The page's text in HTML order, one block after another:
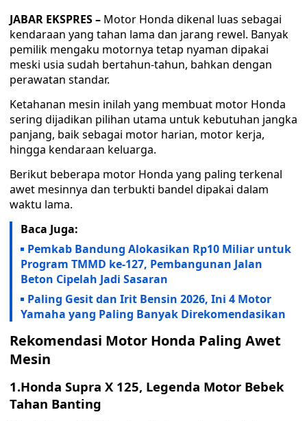
JABAR EKSPRES – Motor Honda dikenal luas sebagai
kendaraan yang tahan lama dan jarang rewel. Banyak
pemilik mengaku motornya tetap nyaman dipakai
meski usia sudah bertahun-tahun, bahkan dengan
perawatan standar.
Ketahanan mesin inilah yang membuat motor Honda
sering dijadikan pilihan utama untuk kebutuhan jangka
panjang, baik sebagai motor harian, motor kerja,
hingga kendaraan keluarga.
Berikut beberapa motor Honda yang paling terkenal
awet mesinnya dan terbukti bandel dipakai dalam
waktu lama.
Baca Juga:
Pemkab Bandung Alokasikan Rp10 Miliar untuk
Program TMMD ke-127, Pembangunan Jalan
Beton Cipelah Jadi Sasaran
Paling Gesit dan Irit Bensin 2026, Ini 4 Motor
Yamaha yang Paling Banyak Direkomendasikan
Rekomendasi Motor Honda Paling Awet
Mesin
1.Honda Supra X 125, Legenda Motor Bebek
Tahan Banting